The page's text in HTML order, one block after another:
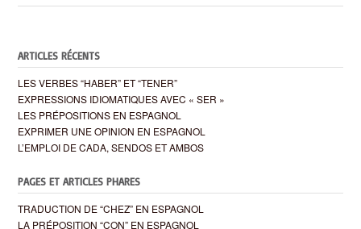
ARTICLES RÉCENTS
LES VERBES “HABER” ET “TENER”
EXPRESSIONS IDIOMATIQUES AVEC « SER »
LES PRÉPOSITIONS EN ESPAGNOL
EXPRIMER UNE OPINION EN ESPAGNOL
L’EMPLOI DE CADA, SENDOS ET AMBOS
PAGES ET ARTICLES PHARES
TRADUCTION DE “CHEZ” EN ESPAGNOL
LA PRÉPOSITION “CON” EN ESPAGNOL